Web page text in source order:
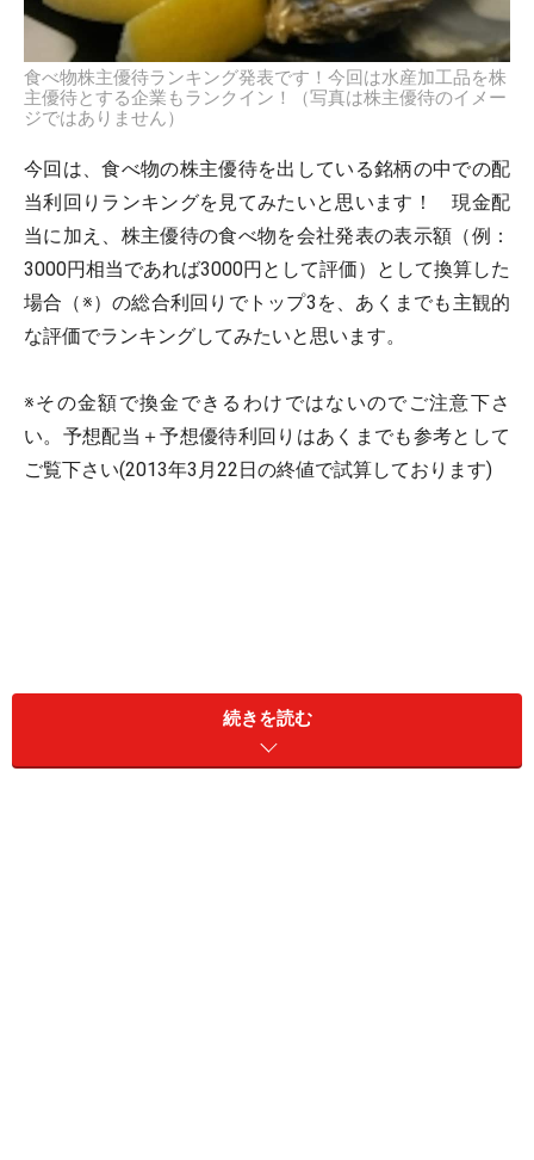
食べ物株主優待ランキング発表です！今回は水産加工品を株
主優待とする企業もランクイン！（写真は株主優待のイメー
ジではありません）
今回は、食べ物の株主優待を出している銘柄の中での配
当利回りランキングを見てみたいと思います！ 現金配
当に加え、株主優待の食べ物を会社発表の表示額（例：
3000円相当であれば3000円として評価）として換算した
場合（※）の総合利回りでトップ3を、あくまでも主観的
な評価でランキングしてみたいと思います。
※その金額で換金できるわけではないのでご注意下さ
い。予想配当＋予想優待利回りはあくまでも参考として
ご覧下さい(2013年3月22日の終値で試算しております)
続きを読む